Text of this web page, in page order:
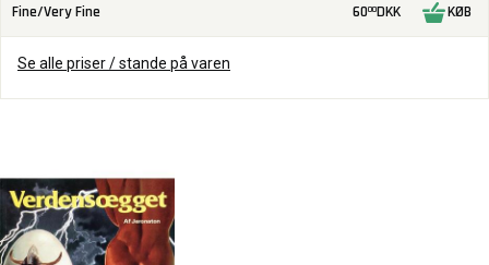
Fine/Very Fine 6000DKK KØB
Se alle priser / stande på varen